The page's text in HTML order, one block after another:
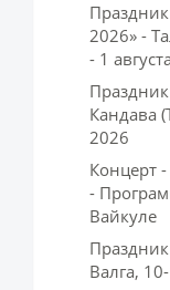
Праздник
2026» -
- 1
Кандава
2026
Концерт
-
Вайкуле
Валга,